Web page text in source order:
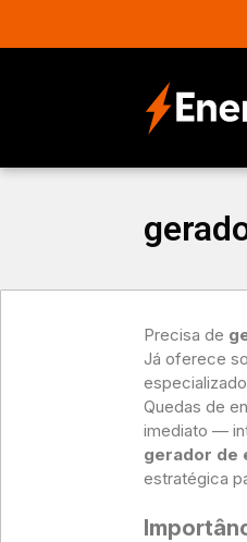
Precisa de
Já oferece
Quedas de
imediato —
gerador de
estratégica